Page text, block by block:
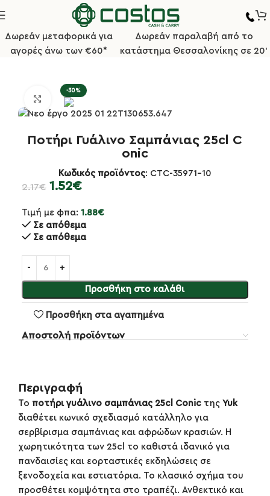
Δωρεάν μεταφορικά για
αγορές άνω των €60*
Δωρεάν παραλαβή από το
κατάστημα Θεσσαλονίκης σε 20'
σελίδα Επαγγελματικά Ποτήρια Ποτήρια Σαμπάνιας
-30%
Κλικ για μεγέθυνση
Ποτήρι Γυάλινο Σαμπάνιας 25cl C
onic
Κωδικός προϊόντος: CTC-35971-10
2.17€ 1.52€
Τιμή με φπα: 1.88€
Σε απόθεμα
Σε απόθεμα
Προσθήκη στο καλάθι
Προσθήκη στα αγαπημένα
Αποστολή προϊόντων
Περιγραφή
Το ποτήρι γυάλινο σαμπάνιας 25cl Conic της Yuk
διαθέτει κωνικό σχεδιασμό κατάλληλο για
σερβίρισμα σαμπάνιας και αφρώδων κρασιών. Η
χωρητικότητα των 25cl το καθιστά ιδανικό για
πανδαισίες και εορταστικές εκδηλώσεις σε
ξενοδοχεία και εστιατόρια. Το κλασικό σχήμα του
προσθέτει κομψότητα στο τραπέζι. Ανθεκτικό και